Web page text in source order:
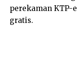
perekaman KTP-
gratis.